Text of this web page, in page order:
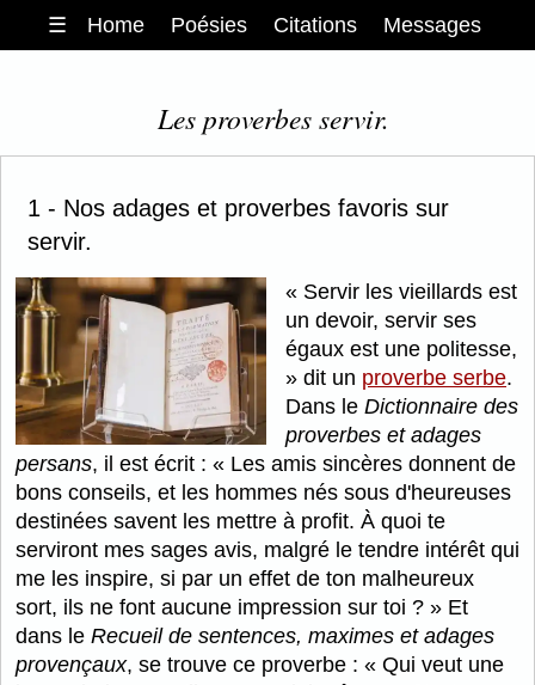
☰ Home Poésies Citations Messages
Les proverbes servir.
1 - Nos adages et proverbes favoris sur
servir.
Servir les vieillards est
un devoir, servir ses
égaux est une politesse,
dit un proverbe serbe.
Dans le Dictionnaire des
proverbes et adages
persans, il est écrit :
Les amis sincères donnent de
bons conseils, et les hommes nés sous d'heureuses
destinées savent les mettre à profit. À quoi te
serviront mes sages avis, malgré le tendre intérêt qui
me les inspire, si par un effet de ton malheureux
sort, ils ne font aucune impression sur toi ?
Et
dans le Recueil de sentences, maximes et adages
provençaux, se trouve ce proverbe :
Qui veut une